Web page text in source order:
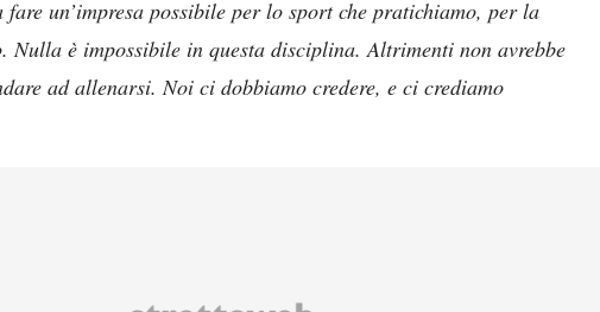
un’impresa possibile per lo sport che pratichiamo, per la
Nulla è impossibile in questa disciplina. Altrimenti non avrebbe
ad allenarsi. Noi ci dobbiamo credere, e ci crediamo